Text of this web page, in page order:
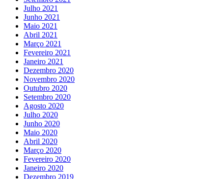
Julho 2021
Junho 2021
Maio 2021
Abril 2021
Março 2021
Fevereiro 2021
Janeiro 2021
Dezembro 2020
Novembro 2020
Outubro 2020
Setembro 2020
Agosto 2020
Julho 2020
Junho 2020
Maio 2020
Abril 2020
Março 2020
Fevereiro 2020
Janeiro 2020
Dezembro 2019